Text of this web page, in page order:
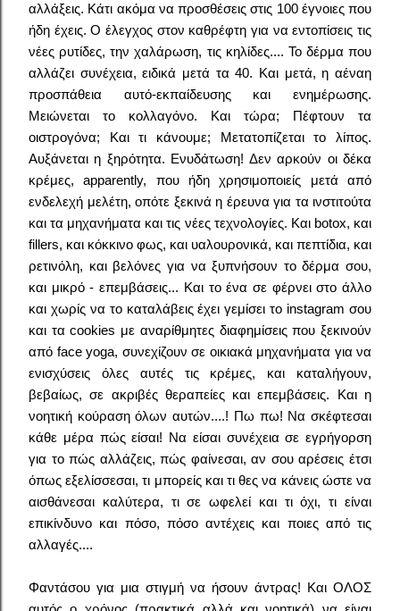
αλλάξεις. Κάτι ακόμα να προσθέσεις στις 100 έγνοιες που
ήδη έχεις. Ο έλεγχος στον καθρέφτη για να εντοπίσεις τις
νέες ρυτίδες, την χαλάρωση, τις κηλίδες.... Το δέρμα που
αλλάζει συνέχεια, ειδικά μετά τα 40. Και μετά, η αέναη
προσπάθεια αυτό-εκπαίδευσης και ενημέρωσης.
Μειώνεται το κολλαγόνο. Και τώρα; Πέφτουν τα
οιστρογόνα; Και τι κάνουμε; Μετατοπίζεται το λίπος.
Αυξάνεται η ξηρότητα. Ενυδάτωση! Δεν αρκούν οι δέκα
κρέμες, apparently, που ήδη χρησιμοποιείς μετά από
ενδελεχή μελέτη, οπότε ξεκινά η έρευνα για τα ινστιτούτα
και τα μηχανήματα και τις νέες τεχνολογίες. Και botox, και
fillers, και κόκκινο φως, και υαλουρονικά, και πεπτίδια, και
ρετινόλη, και βελόνες για να ξυπνήσουν το δέρμα σου,
και μικρό - επεμβάσεις... Και το ένα σε φέρνει στο άλλο
και χωρίς να το καταλάβεις έχει γεμίσει το instagram σου
και τα cookies με αναρίθμητες διαφημίσεις που ξεκινούν
από face yoga, συνεχίζουν σε οικιακά μηχανήματα για να
ενισχύσεις όλες αυτές τις κρέμες, και καταλήγουν,
βεβαίως, σε ακριβές θεραπείες και επεμβάσεις. Και η
νοητική κούραση όλων αυτών....! Πω πω! Να σκέφτεσαι
κάθε μέρα πώς είσαι! Να είσαι συνέχεια σε εγρήγορση
για το πώς αλλάζεις, πώς φαίνεσαι, αν σου αρέσεις έτσι
όπως εξελίσσεσαι, τι μπορείς και τι θες να κάνεις ώστε να
αισθάνεσαι καλύτερα, τι σε ωφελεί και τι όχι, τι είναι
επικίνδυνο και πόσο, πόσο αντέχεις και ποιες από τις
αλλαγές....
Φαντάσου για μια στιγμή να ήσουν άντρας! Και ΟΛΟΣ